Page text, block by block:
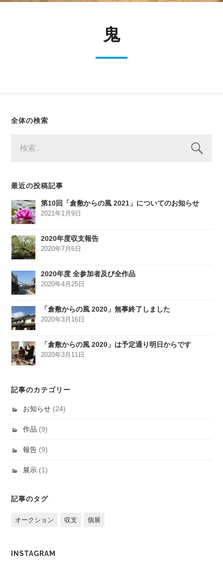
鬼
全体の検索
索:
最近の投稿記事
第10回「倉敷からの風 2021」についてのお知らせ
2021年1月9日
2020年度収支報告
2020年7月6日
2020年度 全参加者及び全作品
2020年4月25日
「倉敷からの風 2020」無事終了しました
2020年3月16日
「倉敷からの風 2020」は予定通り明日からです
2020年3月11日
記事のカテゴリー
お知らせ (24)
作品 (9)
報告 (9)
展示 (1)
記事のタグ
オークション 収支 個展
INSTAGRAM